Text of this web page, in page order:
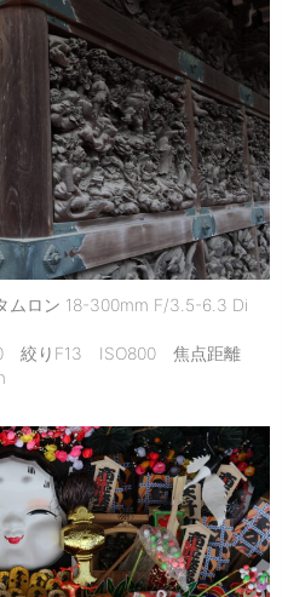
ムロン 18-300mm F/3.5-6.3 Di
絞りF13 ISO800 焦点距離